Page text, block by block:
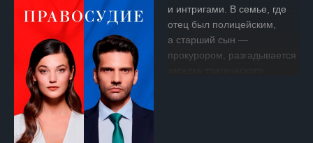
и интригами. В семье, где
отец был полицейским,
а старший сын —
прокурором, разгадывается